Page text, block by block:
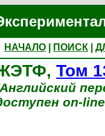
НАЧАЛО ПОИСК
Том
on-